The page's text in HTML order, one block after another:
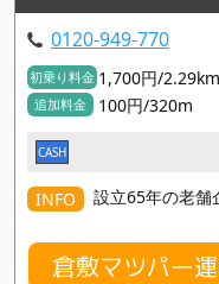
0120-949-770
初乗り料金 1,700円/2.29km
追加料金 100円/320m
CASH
INFO 設立65年の老舗
倉敷マツパー